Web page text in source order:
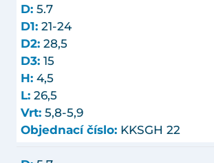
D: 5.7
D1: 21-24
D2: 28,5
D3: 15
H: 4,5
L: 26,5
Vrt: 5,8-5,9
Objednací číslo: KKSGH 22